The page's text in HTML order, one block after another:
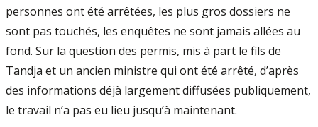
personnes ont été arrêtées, les plus gros dossiers ne
sont pas touchés, les enquêtes ne sont jamais allées au
fond. Sur la question des permis, mis à part le fils de
Tandja et un ancien ministre qui ont été arrêté, d’après
des informations déjà largement diffusées publiquement,
le travail n’a pas eu lieu jusqu’à maintenant.